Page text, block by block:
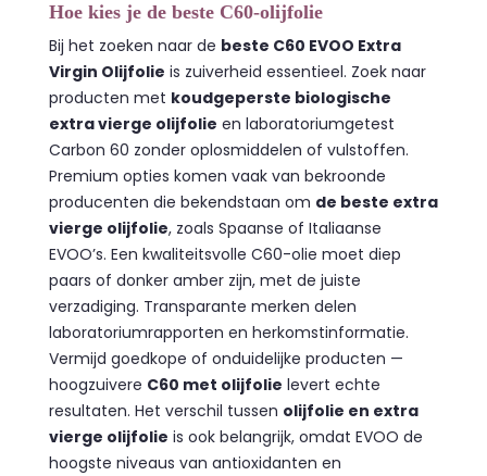
Hoe kies je de beste C60-olijfolie
Bij het zoeken naar de beste C60 EVOO Extra
Virgin Olijfolie is zuiverheid essentieel. Zoek naar
producten met koudgeperste biologische
extra vierge olijfolie en laboratoriumgetest
Carbon 60 zonder oplosmiddelen of vulstoffen.
Premium opties komen vaak van bekroonde
producenten die bekendstaan om de beste extra
vierge olijfolie, zoals Spaanse of Italiaanse
EVOO’s. Een kwaliteitsvolle C60-olie moet diep
paars of donker amber zijn, met de juiste
verzadiging. Transparante merken delen
laboratoriumrapporten en herkomstinformatie.
Vermijd goedkope of onduidelijke producten —
hoogzuivere C60 met olijfolie levert echte
resultaten. Het verschil tussen olijfolie en extra
vierge olijfolie is ook belangrijk, omdat EVOO de
hoogste niveaus van antioxidanten en